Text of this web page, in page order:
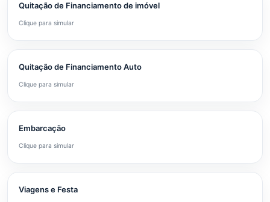
Quitação de Financiamento de imóvel
Clique para simular
Quitação de Financiamento Auto
Clique para simular
Embarcação
Clique para simular
Viagens e Festa